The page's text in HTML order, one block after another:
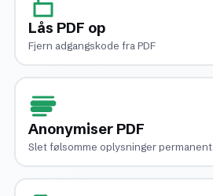
Lås PDF op
Fjern adgangskode fra PDF
Anonymiser PDF
Slet følsomme oplysninger permanent